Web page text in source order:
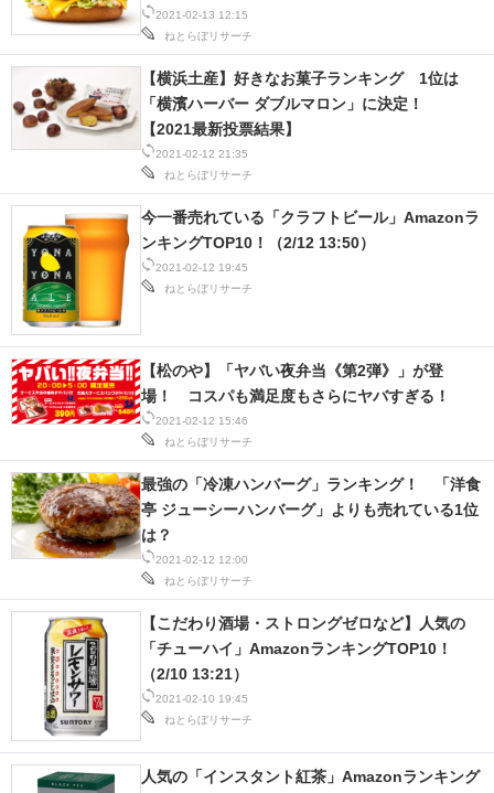
電子設計の基本と応用
エネルギーの専門メディア
建設×テクノロジーの最前線
ちょっと気になるネットの話題
2021-02-13 12:15
ねとらぼリサーチ
2021-02-12 21:35
ねとらぼリサーチ
【横浜土産】好きなお菓子ランキング 1位は
「横濱ハーバー ダブルマロン」に決定！
【2021最新投票結果】
2021-02-12 19:45
ねとらぼリサーチ
今一番売れている「クラフトビール」Amazonラ
ンキングTOP10！（2/12 13:50）
2021-02-12 15:46
ねとらぼリサーチ
【松のや】「ヤバい夜弁当《第2弾》」が登
場！ コスパも満足度もさらにヤバすぎる！
2021-02-12 12:00
ねとらぼリサーチ
最強の「冷凍ハンバーグ」ランキング！ 「洋食
亭 ジューシーハンバーグ」よりも売れている1位
は？
2021-02-10 19:45
ねとらぼリサーチ
【こだわり酒場・ストロングゼロなど】人気の
「チューハイ」AmazonランキングTOP10！
（2/10 13:21）
人気の「インスタント紅茶」Amazonランキング